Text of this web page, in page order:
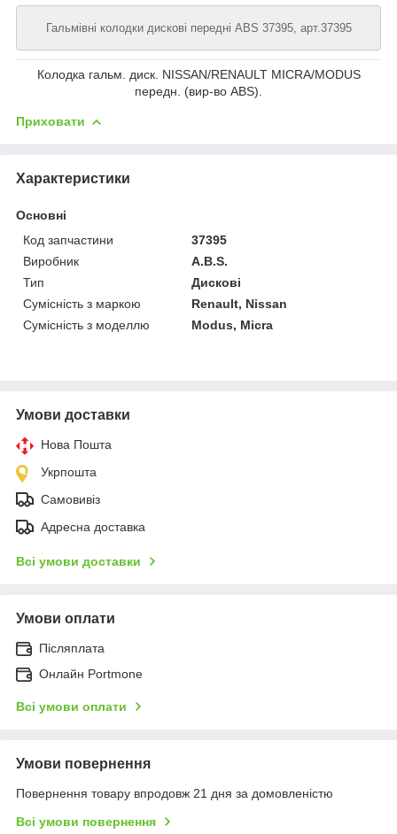
Гальмівні колодки дискові передні ABS 37395, арт.37395
Колодка гальм. диск. NISSAN/RENAULT MICRA/MODUS
передн. (вир-во ABS).
Приховати
Характеристики
Основні
Код запчастини
37395
Виробник
A.B.S.
Тип
Дискові
Сумісність з маркою
Renault, Nissan
Сумісність з моделлю
Modus, Micra
Умови доставки
Нова Пошта
Укрпошта
Самовивіз
Адресна доставка
Всі умови доставки
Умови оплати
Післяплата
Онлайн Portmone
Всі умови оплати
Умови повернення
Повернення товару впродовж 21 дня за домовленістю
Всі умови повернення